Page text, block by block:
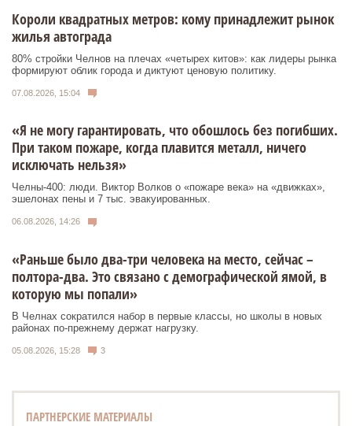
Короли квадратных метров: кому принадлежит рынок
жилья автограда
80% стройки Челнов на плечах «четырех китов»: как лидеры рынка
формируют облик города и диктуют ценовую политику.
07.08.2026, 15:04
«Я не могу гарантировать, что обошлось без погибших.
При таком пожаре, когда плавится металл, ничего
исключать нельзя»
Челны-400: люди. Виктор Волков о «пожаре века» на «движках»,
эшелонах пены и 7 тыс. эвакуированных.
06.08.2026, 14:26
«Раньше было два-три человека на место, сейчас –
полтора-два. Это связано с демографической ямой, в
которую мы попали»
В Челнах сократился набор в первые классы, но школы в новых
районах по-прежнему держат нагрузку.
05.08.2026, 15:28 3
ПАРТНЕРСКИЕ МАТЕРИАЛЫ